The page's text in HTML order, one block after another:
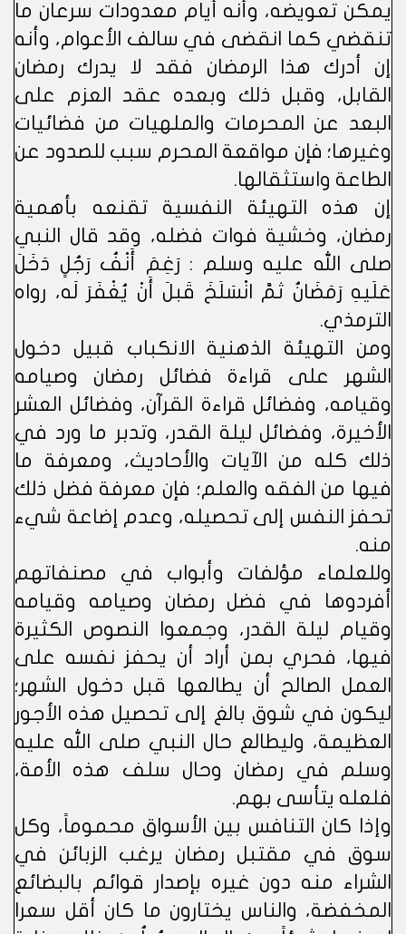
يمكن تعويضه، وأنه أيام معدودات سرعان ما
تنقضي كما انقضى في سالف الأعوام، وأنه
إن أدرك هذا الرمضان فقد لا يدرك رمضان
القابل، وقبل ذلك وبعده عقد العزم على
البعد عن المحرمات والملهيات من فضائيات
وغيرها؛ فإن مواقعة المحرم سبب للصدود عن
الطاعة واستثقالها.
إن هذه التهيئة النفسية تقنعه بأهمية
رمضان، وخشية فوات فضله، وقد قال النبي
صلى الله عليه وسلم : رَغِمَ أَنْفُ رَجُلٍ دَخَلَ
عَلَيهِ رَمَضَانُ ثمَّ انْسَلَخَ قَبلَ أَنْ يُغْفَرَ لَه، رواه
الترمذي.
ومن التهيئة الذهنية الانكباب قبيل دخول
الشهر على قراءة فضائل رمضان وصيامه
وقيامه، وفضائل قراءة القرآن، وفضائل العشر
الأخيرة، وفضائل ليلة القدر، وتدبر ما ورد في
ذلك كله من الآيات والأحاديث، ومعرفة ما
فيها من الفقه والعلم؛ فإن معرفة فضل ذلك
تحفز النفس إلى تحصيله، وعدم إضاعة شيء
منه.
وللعلماء مؤلفات وأبواب في مصنفاتهم
أفردوها في فضل رمضان وصيامه وقيامه
وقيام ليلة القدر، وجمعوا النصوص الكثيرة
فيها، فحري بمن أراد أن يحفز نفسه على
العمل الصالح أن يطالعها قبل دخول الشهر؛
ليكون في شوق بالغ إلى تحصيل هذه الأجور
العظيمة، وليطالع حال النبي صلى الله عليه
وسلم في رمضان وحال سلف هذه الأمة،
فلعله يتأسى بهم.
وإذا كان التنافس بين الأسواق محموماً، وكل
سوق في مقتبل رمضان يرغب الزبائن في
الشراء منه دون غيره بإصدار قوائم بالبضائع
المخفضة، والناس يختارون ما كان أقل سعرا